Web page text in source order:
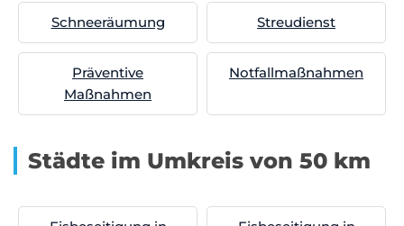
Schneeräumung Streudienst
Präventive
Maßnahmen
Notfallmaßnahmen
Städte im Umkreis von 50 km